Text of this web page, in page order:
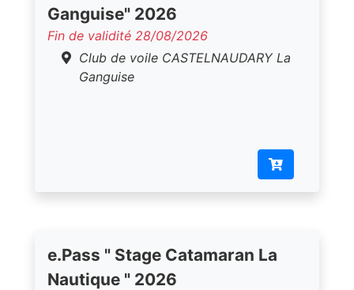
Ganguise" 2026
Fin de validité 28/08/2026
Club de voile CASTELNAUDARY La
Ganguise
e.Pass " Stage Catamaran La
Nautique " 2026